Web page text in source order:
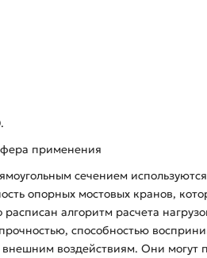
применения
сечением
опорных мостовых кранов,
расписан алгоритм расчета
способностью
воздействиям. Они могут